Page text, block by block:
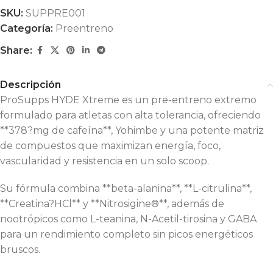
SKU: SUPPRE001
Categoría: Preentreno
Share:
Descripción
ProSupps HYDE Xtreme es un pre-entreno extremo
formulado para atletas con alta tolerancia, ofreciendo
**378?mg de cafeína**, Yohimbe y una potente matriz
de compuestos que maximizan energía, foco,
vascularidad y resistencia en un solo scoop.
Su fórmula combina **beta-alanina**, **L-citrulina**,
**Creatina?HCl** y **Nitrosigine®**, además de
nootrópicos como L-teanina, N-Acetil-tirosina y GABA
para un rendimiento completo sin picos energéticos
bruscos.